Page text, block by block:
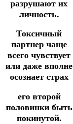
разрушают их
личность.
Токсичный
партнер чаще
всего чувствует
или даже вполне
осознает страх
его второй
половинки быть
покинутой.